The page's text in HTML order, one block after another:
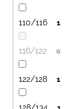
o
110/116 1
116/122 0
122/128 1
O
d
p